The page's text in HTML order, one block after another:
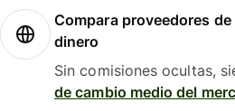
Compara proveedores
dinero
Sin comisiones ocultas,
de cambio medio del